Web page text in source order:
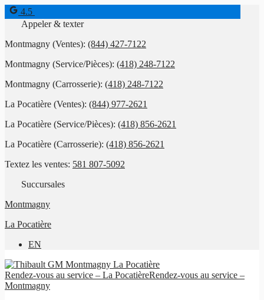
4.5
Appeler & texter
Montmagny (Ventes): (844) 427-7122
Montmagny (Service/Pièces): (418) 248-7122
Montmagny (Carrosserie): (418) 248-7122
La Pocatière (Ventes): (844) 977-2621
La Pocatière (Service/Pièces): (418) 856-2621
La Pocatière (Carrosserie): (418) 856-2621
Textez les ventes: 581 807-5092
Succursales
Montmagny
La Pocatière
EN
Rendez-vous au service – La PocatièreRendez-vous au service –
Montmagny